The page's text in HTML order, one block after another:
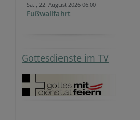
Sa.., 22. August 2026 06:00
Fußwallfahrt
Gottesdienste im TV